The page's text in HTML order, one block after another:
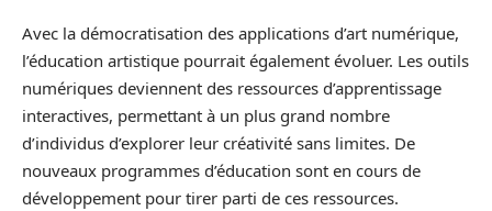
Avec la démocratisation des applications d’art numérique,
l’éducation artistique pourrait également évoluer. Les outils
numériques deviennent des ressources d’apprentissage
interactives, permettant à un plus grand nombre
d’individus d’explorer leur créativité sans limites. De
nouveaux programmes d’éducation sont en cours de
développement pour tirer parti de ces ressources.